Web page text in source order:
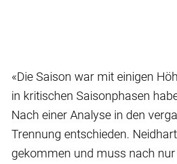
«Die Saison war mit einigen
in kritischen Saisonphasen
Nach einer Analyse in den
Trennung entschieden.
gekommen und muss nach